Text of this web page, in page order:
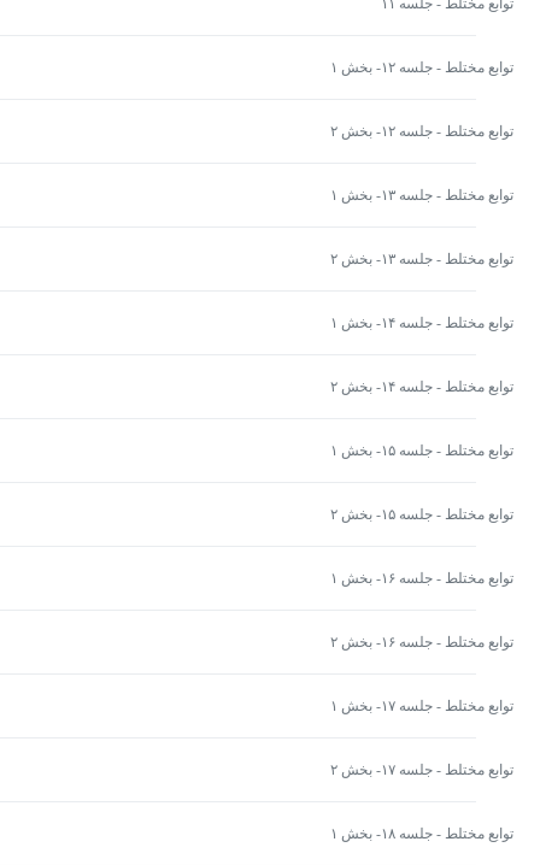
توابع مختلط - جلسه ۱۱
توابع مختلط - جلسه ۱۲- بخش ۱
توابع مختلط - جلسه ۱۲- بخش ۲
توابع مختلط - جلسه ۱۳- بخش ۱
توابع مختلط - جلسه ۱۳- بخش ۲
توابع مختلط - جلسه ۱۴- بخش ۱
توابع مختلط - جلسه ۱۴- بخش ۲
توابع مختلط - جلسه ۱۵- بخش ۱
توابع مختلط - جلسه ۱۵- بخش ۲
توابع مختلط - جلسه ۱۶- بخش ۱
توابع مختلط - جلسه ۱۶- بخش ۲
توابع مختلط - جلسه ۱۷- بخش ۱
توابع مختلط - جلسه ۱۷- بخش ۲
توابع مختلط - جلسه ۱۸- بخش ۱